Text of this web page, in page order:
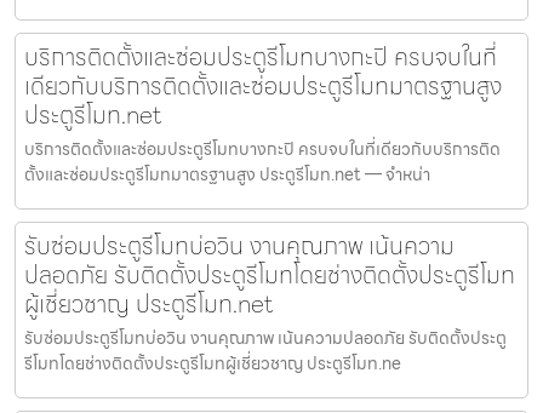
บริการติดตั้งและซ่อมประตูรีโมทบางกะปิ ครบจบในที่
เดียวกับบริการติดตั้งและซ่อมประตูรีโมทมาตรฐานสูง
ประตูรีโมท.net
บริการติดตั้งและซ่อมประตูรีโมทบางกะปิ ครบจบในที่เดียวกับบริการติด
ตั้งและซ่อมประตูรีโมทมาตรฐานสูง ประตูรีโมท.net — จำหน่า
รับซ่อมประตูรีโมทบ่อวิน งานคุณภาพ เน้นความ
ปลอดภัย รับติดตั้งประตูรีโมทโดยช่างติดตั้งประตูรีโมท
ผู้เชี่ยวชาญ ประตูรีโมท.net
รับซ่อมประตูรีโมทบ่อวิน งานคุณภาพ เน้นความปลอดภัย รับติดตั้งประตู
รีโมทโดยช่างติดตั้งประตูรีโมทผู้เชี่ยวชาญ ประตูรีโมท.ne